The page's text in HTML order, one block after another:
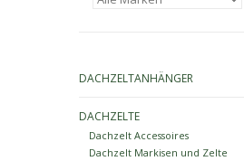
DACHZELTANHÄNGER
DACHZELTE
Dachzelt Accessoires
Dachzelt Markisen und Zelte